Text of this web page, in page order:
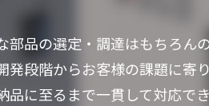
部品の選定・調達はもちろん
発段階からお客様の課題に寄
品に至るまで一貫して対応で